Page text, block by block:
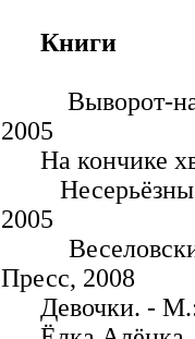
Книги
Выворот-
2005
На кончике
2005
Пресс, 2008
Девочки. - М.: